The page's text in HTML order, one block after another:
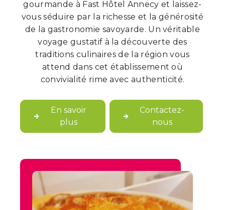
gourmande à Fast Hôtel Annecy et laissez-
vous séduire par la richesse et la générosité
de la gastronomie savoyarde. Un véritable
voyage gustatif à la découverte des
traditions culinaires de la région vous
attend dans cet établissement où
convivialité rime avec authenticité.
En savoir
plus
Contactez-
nous